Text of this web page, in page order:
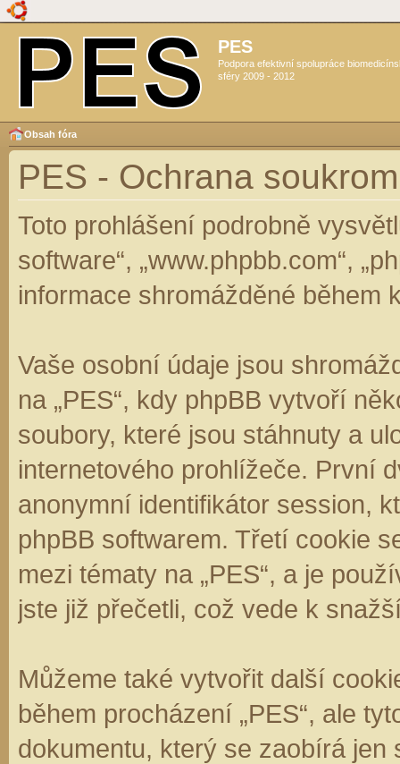
PES
Podpora efektivní spolupráce
sféry 2009 - 2012
Obsah fóra
PES - Ochrana
Toto prohlášení podrobně
software“, „www.phpbb.com“,
informace shromážděné během
Vaše osobní údaje jsou
na „PES“, kdy phpBB vytvoří
soubory, které jsou stáhnuty a
internetového prohlížeče. První
anonymní identifikátor session,
phpBB softwarem. Třetí cookie
mezi tématy na „PES“, a je
jste již přečetli, což vede k
Můžeme také vytvořit další
během procházení „PES“, ale
dokumentu, který se zaobírá jen